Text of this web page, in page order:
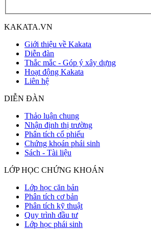
KAKATA.VN
Giới thiệu về Kakata
Diễn đàn
Thắc mắc - Góp ý xây dựng
Hoạt động Kakata
Liên hệ
DIỄN ĐÀN
Thảo luận chung
Nhận định thị trường
Phân tích cổ phiếu
Chứng khoán phái sinh
Sách - Tài liệu
LỚP HỌC CHỨNG KHOÁN
Lớp học căn bản
Phân tích cơ bản
Phân tích kỹ thuật
Quy trình đầu tư
Lớp học phái sinh